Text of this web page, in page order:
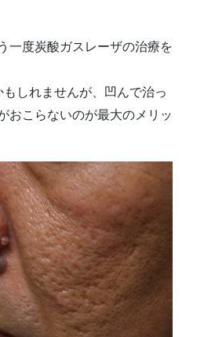
一度炭酸ガスレーザの治療を
しれませんが、凹んで治っ
おこらないのが最大のメリッ